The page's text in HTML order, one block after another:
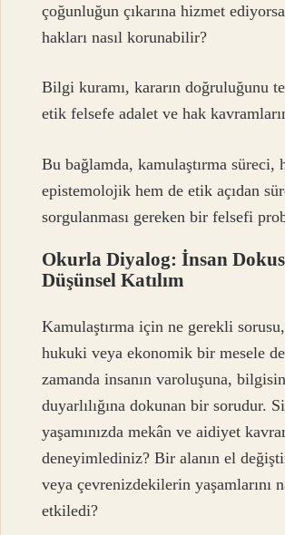
çoğunluğun çıkarına hizmet
hakları nasıl korunabilir?
Bilgi kuramı, kararın doğruluğunu
etik felsefe adalet ve hak
Bu bağlamda, kamulaştırma süreci,
epistemolojik hem de etik açıdan
sorgulanması gereken bir felsefi
Okurla Diyalog: İnsan
Düşünsel Katılım
Kamulaştırma için ne gerekli
hukuki veya ekonomik bir mesele
zamanda insanın varoluşuna,
duyarlılığına dokunan bir sorudur.
yaşamınızda mekân ve aidiyet
deneyimlediniz? Bir alanın el
veya çevrenizdekilerin yaşamlarını
etkiledi?